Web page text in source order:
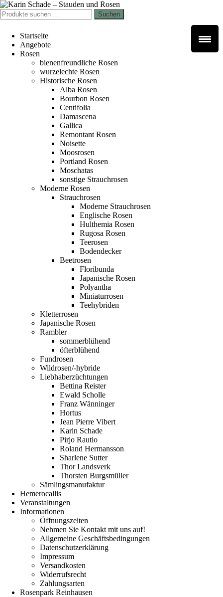
Zur
Navigation
springen
Zum
Inhalt
springen
Suchen
nach:
Suchen
Startseite
Angebote
Rosen
bienenfreundliche Rosen
wurzelechte Rosen
Historische Rosen
Alba Rosen
Bourbon Rosen
Centifolia
Damascena
Gallica
Remontant Rosen
Noisette
Moosrosen
Portland Rosen
Moschatas
sonstige Strauchrosen
Moderne Rosen
Strauchrosen
Moderne Strauchrosen
Englische Rosen
Hulthemia Rosen
Rugosa Rosen
Teerosen
Bodendecker
Beetrosen
Floribunda
Japanische Rosen
Polyantha
Miniaturrosen
Teehybriden
Kletterrosen
Japanische Rosen
Rambler
sommerblühend
öfterblühend
Fundrosen
Wildrosen/-hybride
Liebhaberzüchtungen
Bettina Reister
Ewald Scholle
Franz Wänninger
Hortus
Jean Pierre Vibert
Karin Schade
Pirjo Rautio
Roland Hermansson
Sharlene Sutter
Thor Landsverk
Thorsten Burgsmüller
Sämlingsmanufaktur
Hemerocallis
Veranstaltungen
Informationen
Öffnungszeiten
Nehmen Sie Kontakt mit uns auf!
Allgemeine Geschäftsbedingungen
Datenschutzerklärung
Impressum
Versandkosten
Widerrufsrecht
Zahlungsarten
Rosenpark Reinhausen